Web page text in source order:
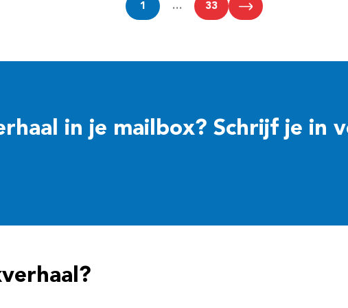
1 … 33
in je mailbox? Schrijf je in